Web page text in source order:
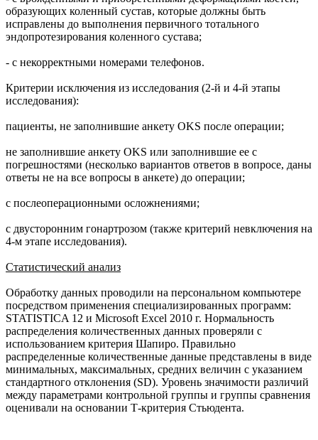
образующих коленный сустав, которые должны быть
исправлены до выполнения первичного тотального
эндопротезирования коленного сустава;
- с некорректными номерами телефонов.
Критерии исключения из исследования (2-й и 4-й этапы
исследования):
пациенты, не заполнившие анкету OKS после операции;
не заполнившие анкету OKS или заполнившие ее с
погрешностями (несколько вариантов ответов в вопросе, даны
ответы не на все вопросы в анкете) до операции;
с послеоперационными осложнениями;
с двусторонним гонартрозом (также критерий невключения на
4-м этапе исследования).
Статистический анализ
Обработку данных проводили на персональном компьютере
посредством применения специализированных программ:
STATISTICA 12 и Microsoft Excel 2010 г. Нормальность
распределения количественных данных проверяли с
использованием критерия Шапиро. Правильно
распределенные количественные данные представлены в виде
минимальных, максимальных, средних величин с указанием
стандартного отклонения (SD). Уровень значимости различий
между параметрами контрольной группы и группы сравнения
оценивали на основании Т-критерия Стьюдента.